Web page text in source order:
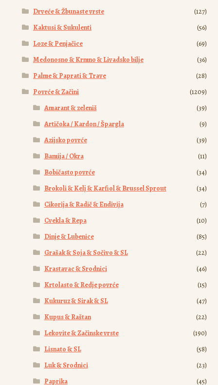
Drveće & Žbunaste vrste
(127)
Kaktusi & Sukulenti
(56)
Loze & Penjačice
(69)
Medonosno & Krmno & Livadsko bilje
(36)
Palme & Paprati & Trave
(28)
Povrće & Začini
(1209)
Amarant & zeleniš
(39)
Artičoka / Kardon / Špargla
(9)
Azijsko povrće
(39)
Bamija / Okra
(11)
Bobičasto povrće
(34)
Brokoli & Kelj & Karfiol & Brussel Sprout
(34)
Cikorija & Radič & Endivija
(7)
Cvekla & Repa
(10)
Dinje & Lubenice
(85)
Grašak & Soja & Sočivo & SL
(22)
Krastavac & Srodnici
(46)
Krtolasto & Redje povrće
(15)
Kukuruz & Sirak & SL
(47)
Kupus & Raštan
(22)
Lekovite & Začinske vrste
(190)
Lisnato & SL
(58)
Luk & Srodnici
(23)
Paprika
(45)